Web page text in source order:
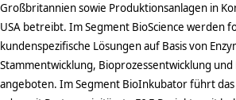
Großbritannien sowie Produktionsanlagen in
USA betreibt. Im Segment BioScience werden
kundenspezifische Lösungen auf Basis von
Stammentwicklung, Bioprozessentwicklung
angeboten. Im Segment BioInkubator führt